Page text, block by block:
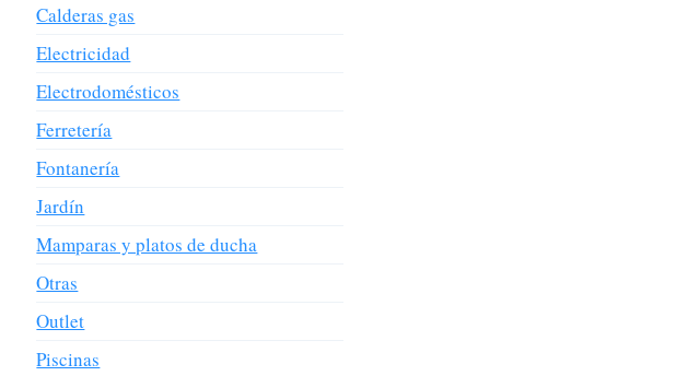
Calderas gas
Electricidad
Electrodomésticos
Ferretería
Fontanería
Jardín
Mamparas y platos de ducha
Otras
Outlet
Piscinas